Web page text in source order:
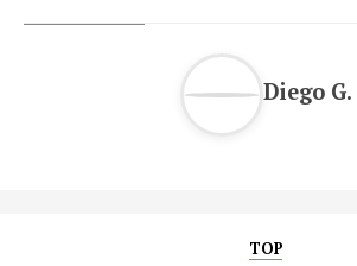
Diego G.
TOP